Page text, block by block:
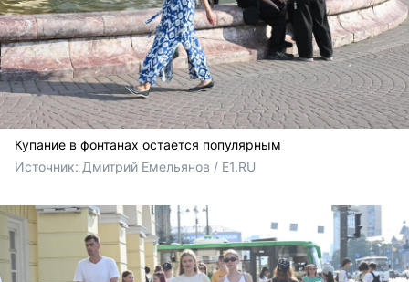
Купание в фонтанах остается популярным
Источник: Дмитрий Емельянов / E1.RU